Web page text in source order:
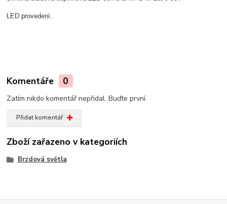
LED provedení.
Komentáře 0
Zatím nikdo komentář nepřidal. Buďte první.
Přidat komentář
Zboží zařazeno v kategoriích
Brzdová světla